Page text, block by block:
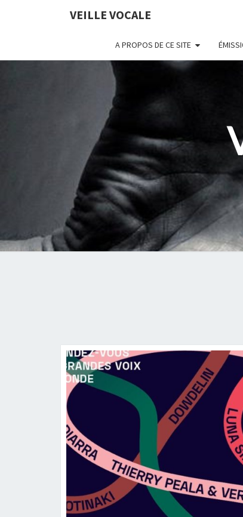
VEILLE VOCALE
A PROPOS DE CE SITE